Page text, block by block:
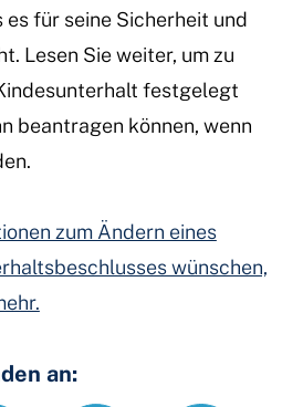
es für seine Sicherheit und
Lesen Sie weiter, um zu
festgelegt
beantragen können, wenn
zum Ändern eines
wünschen,
an: